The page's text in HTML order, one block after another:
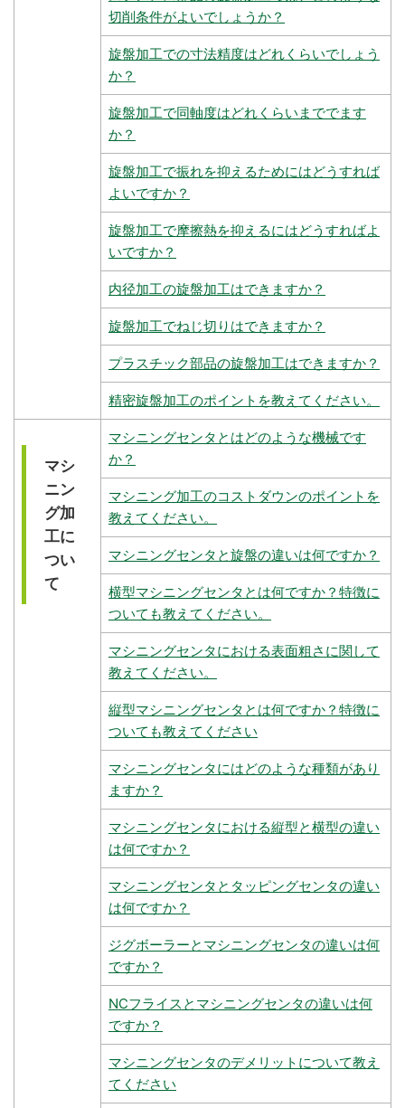
切削条件がよいでしょうか？
旋盤加工での寸法精度はどれくらいでしょう
か？
旋盤加工で同軸度はどれくらいまででます
か？
旋盤加工で振れを抑えるためにはどうすれば
よいですか？
旋盤加工で摩擦熱を抑えるにはどうすればよ
いですか？
内径加工の旋盤加工はできますか？
旋盤加工でねじ切りはできますか？
プラスチック部品の旋盤加工はできますか？
精密旋盤加工のポイントを教えてください。
マシ
ニン
グ加
工に
つい
て
マシニングセンタとはどのような機械です
か？
マシニング加工のコストダウンのポイントを
教えてください。
マシニングセンタと旋盤の違いは何ですか？
横型マシニングセンタとは何ですか？特徴に
ついても教えてください。
マシニングセンタにおける表面粗さに関して
教えてください。
縦型マシニングセンタとは何ですか？特徴に
ついても教えてください
マシニングセンタにはどのような種類があり
ますか？
マシニングセンタにおける縦型と横型の違い
は何ですか？
マシニングセンタとタッピングセンタの違い
は何ですか？
ジグボーラーとマシニングセンタの違いは何
ですか？
NCフライスとマシニングセンタの違いは何
ですか？
マシニングセンタのデメリットについて教え
てください